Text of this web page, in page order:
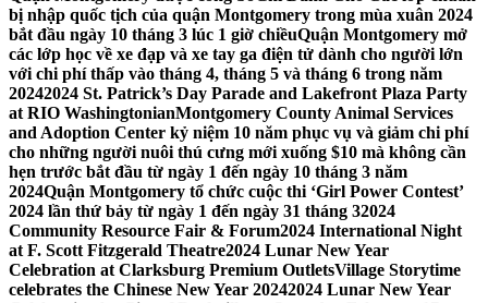
bị nhập quốc tịch của quận Montgomery trong mùa xuân 2024
bắt đầu ngày 10 tháng 3 lúc 1 giờ chiềuQuận Montgomery mở
các lớp học về xe đạp và xe tay ga điện tử dành cho người lớn
với chi phí thấp vào tháng 4, tháng 5 và tháng 6 trong năm
20242024 St. Patrick’s Day Parade and Lakefront Plaza Party
at RIO WashingtonianMontgomery County Animal Services
and Adoption Center kỷ niệm 10 năm phục vụ và giảm chi phí
cho những người nuôi thú cưng mới xuống $10 mà không cần
hẹn trước bắt đầu từ ngày 1 đến ngày 10 tháng 3 năm
2024Quận Montgomery tổ chức cuộc thi ‘Girl Power Contest’
2024 lần thứ bảy từ ngày 1 đến ngày 31 tháng 32024
Community Resource Fair & Forum2024 International Night
at F. Scott Fitzgerald Theatre2024 Lunar New Year
Celebration at Clarksburg Premium OutletsVillage Storytime
celebrates the Chinese New Year 20242024 Lunar New Year